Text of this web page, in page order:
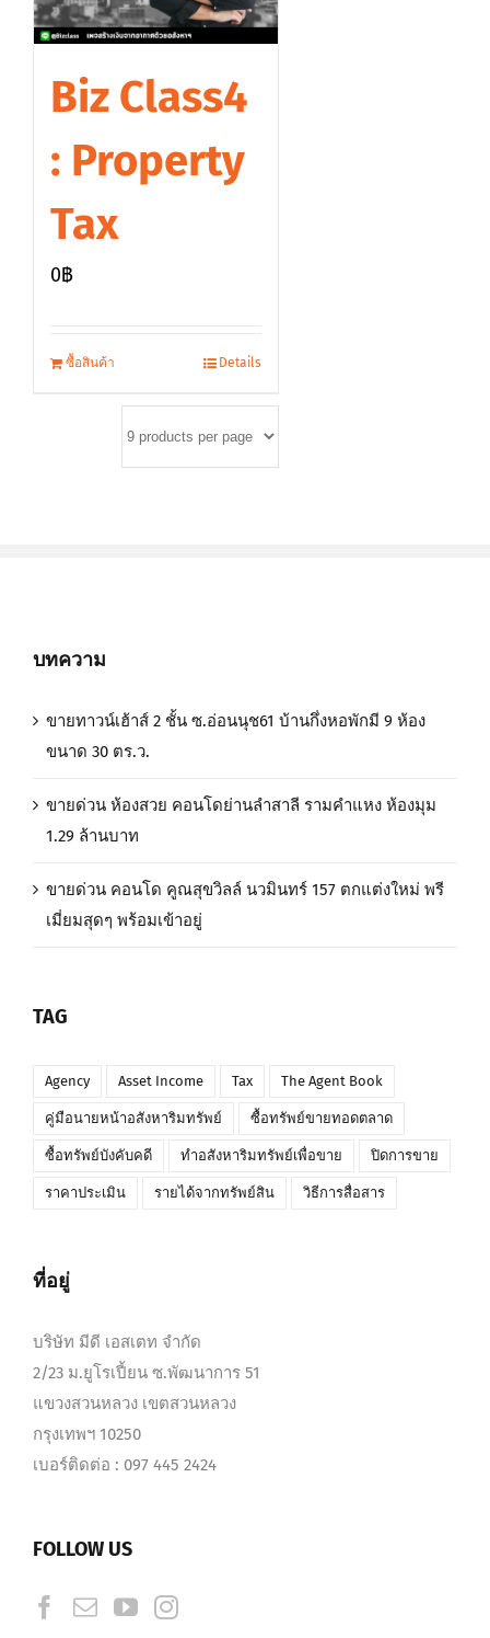
Biz Class4
: Property
Tax
0฿
ซื้อสินค้า Details
บทความ
ขายทาวน์เฮ้าส์ 2 ชั้น ซ.อ่อนนุช61 บ้านกึ่งหอพักมี 9 ห้อง
ขนาด 30 ตร.ว.
ขายด่วน ห้องสวย คอนโดย่านลำสาลี รามคำแหง ห้องมุม
1.29 ล้านบาท
ขายด่วน คอนโด คูณสุขวิลล์ นวมินทร์ 157 ตกแต่งใหม่ พรี
เมี่ยมสุดๆ พร้อมเข้าอยู่
TAG
Agency Asset Income Tax The Agent Book
คู่มือนายหน้าอสังหาริมทรัพย์ ซื้อทรัพย์ขายทอดตลาด
ซื้อทรัพย์บังคับคดี ทำอสังหาริมทรัพย์เพื่อขาย ปิดการขาย
ราคาประเมิน รายได้จากทรัพย์สิน วิธีการสื่อสาร
ที่อยู่
บริษัท มีดี เอสเตท จำกัด
2/23 ม.ยูโรเปี้ยน ซ.พัฒนาการ 51
แขวงสวนหลวง เขตสวนหลวง
กรุงเทพฯ 10250
เบอร์ติดต่อ : 097 445 2424
FOLLOW US